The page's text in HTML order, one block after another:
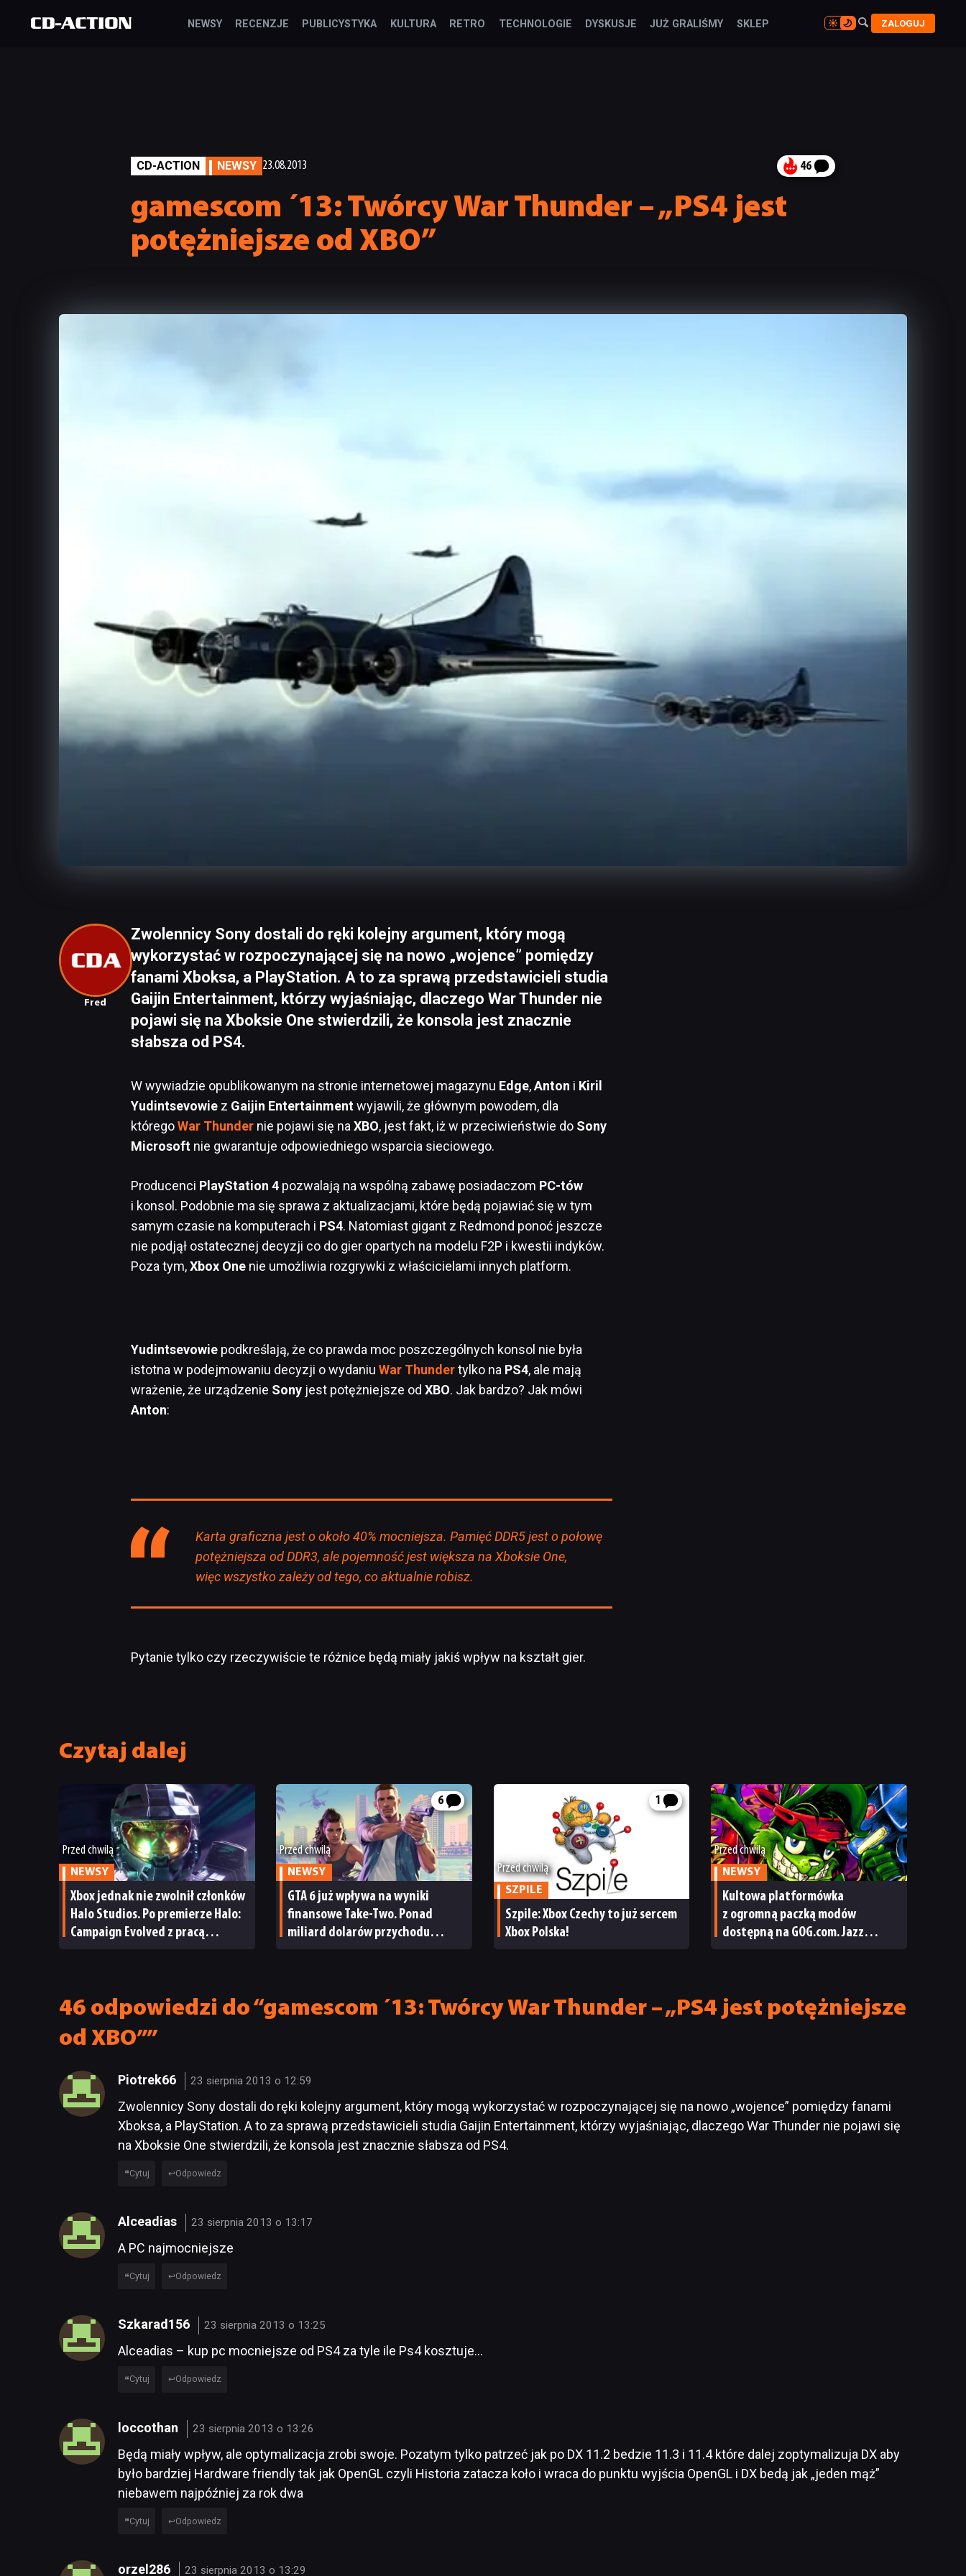
NEWSY RECENZJE PUBLICYSTYKA KULTURA RETRO TECHNOLOGIE DYSKUSJE JUŻ GRALIŚMY SKLEP 
 ZALOGUJ
CD-ACTION NEWSY 23.08.2013 46
gamescom ´13: Twórcy War Thunder – „PS4 jest
potężniejsze od XBO”
Fred
Zwolennicy Sony dostali do ręki kolejny argument, który mogą
wykorzystać w rozpoczynającej się na nowo „wojence” pomiędzy
fanami Xboksa, a PlayStation. A to za sprawą przedstawicieli studia
Gaijin Entertainment, którzy wyjaśniając, dlaczego War Thunder nie
pojawi się na Xboksie One stwierdzili, że konsola jest znacznie
słabsza od PS4.
W wywiadzie opublikowanym na stronie internetowej magazynu Edge,Anton i Kiril
Yudintsevowie z Gaijin Entertainmentwyjawili, że głównym powodem, dla
któregoWar Thunder nie pojawi się na XBO, jest fakt, iż w przeciwieństwie do Sony
Microsoft nie gwarantuje odpowiedniego wsparcia sieciowego.
Producenci PlayStation 4 pozwalają na wspólną zabawę posiadaczom PC-tów
i konsol. Podobnie ma się sprawa z aktualizacjami, które będą pojawiać się w tym
samym czasie na komputerach i PS4. Natomiast gigant z Redmond ponoć jeszcze
nie podjął ostatecznej decyzji co do gier opartych na modelu F2P i kwestii indyków.
Poza tym,Xbox One nie umożliwia rozgrywki z właścicielami innych platform.
Yudintsevowie podkreślają, że co prawda moc poszczególnych konsol nie była
istotna w podejmowaniu decyzji o wydaniu War Thundertylko na PS4, ale mają
wrażenie, że urządzenie Sony jest potężniejsze od XBO. Jak bardzo? Jak mówi
Anton:
Karta graficzna jest o około 40% mocniejsza. Pamięć DDR5 jest o połowę
potężniejsza od DDR3, ale pojemność jest większa na Xboksie One,
więc wszystko zależy od tego, co aktualnie robisz.
Pytanie tylko czy rzeczywiście te różnice będą miały jakiś wpływ na kształt gier.
Czytaj dalej
Przed chwilą
NEWSY
Xbox jednak nie zwolnił członków
Halo Studios. Po premierze Halo:
Campaign Evolved z pracą
6
Przed chwilą
NEWSY
GTA 6 już wpływa na wyniki
finansowe Take-Two. Ponad
miliard dolarów przychodu
1
Przed chwilą
SZPILE
Szpile: Xbox Czechy to już sercem
Xbox Polska!
Przed chwilą
NEWSY
Kultowa platformówka
z ogromną paczką modów
dostępną na GOG.com. Jazz
46 odpowiedzi do “gamescom ´13: Twórcy War Thunder – „PS4 jest potężniejsze
od XBO””
Piotrek66 23 sierpnia 2013 o 12:59
Zwolennicy Sony dostali do ręki kolejny argument, który mogą wykorzystać w rozpoczynającej się na nowo „wojence” pomiędzy fanami
Xboksa, a PlayStation. A to za sprawą przedstawicieli studia Gaijin Entertainment, którzy wyjaśniając, dlaczego War Thunder nie pojawi się
na Xboksie One stwierdzili, że konsola jest znacznie słabsza od PS4.
Cytuj Odpowiedz
Alceadias 23 sierpnia 2013 o 13:17
A PC najmocniejsze
Cytuj Odpowiedz
Szkarad156 23 sierpnia 2013 o 13:25
Alceadias – kup pc mocniejsze od PS4 za tyle ile Ps4 kosztuje…
Cytuj Odpowiedz
loccothan 23 sierpnia 2013 o 13:26
Będą miały wpływ, ale optymalizacja zrobi swoje. Pozatym tylko patrzeć jak po DX 11.2 bedzie 11.3 i 11.4 które dalej zoptymalizuja DX aby
było bardziej Hardware friendly tak jak OpenGL czyli Historia zatacza koło i wraca do punktu wyjścia OpenGL i DX bedą jak „jeden mąż”
niebawem najpóźniej za rok dwa
Cytuj Odpowiedz
orzel286 23 sierpnia 2013 o 13:29